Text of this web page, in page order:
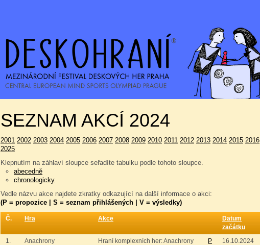
SEZNAM AKCÍ 2024
2001 2002 2003 2004 2005 2006 2007 2008 2009 2010 2011 2012 2013 2014 2015 2016
2025
Klepnutím na záhlaví sloupce seřadíte tabulku podle tohoto sloupce.
abecedně
chronologicky
Vedle názvu akce najdete zkratky odkazující na další informace o akci:
(P = propozice | S = seznam přihlášených | V = výsledky)
Č. Hra Akce
Datum
začátku
1.
Anachrony Hraní komplexních her: Anachrony P 16.10.2024